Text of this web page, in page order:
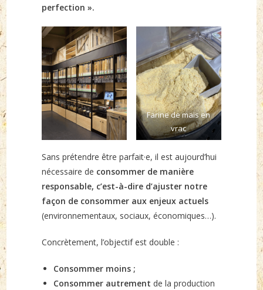
perfection ».
Farine de maïs en
vrac
Sans prétendre être parfait·e, il est aujourd’hui
nécessaire de consommer de manière
responsable, c’est-à-dire d’ajuster notre
façon de consommer aux enjeux actuels
(environnementaux, sociaux, économiques…).
Concrètement, l’objectif est double :
Consommer moins ;
Consommer autrement de la production